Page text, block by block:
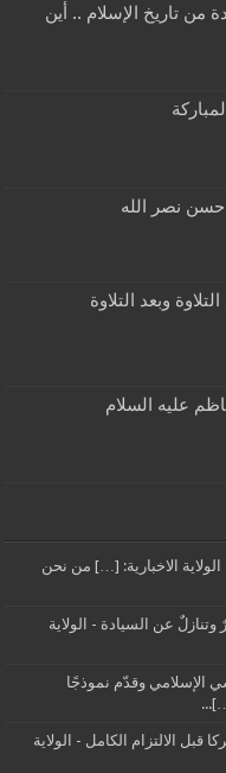
مفقودة من تاريخ الإسلام .. أين
نصر الله
وبعد التلاوة
عليه السلام
الاخبارية: […] من نحن
عن السيادة - الولاية
الإسلامي وقدّم نموذجًا
قبل الالتزام الكامل - الولاية